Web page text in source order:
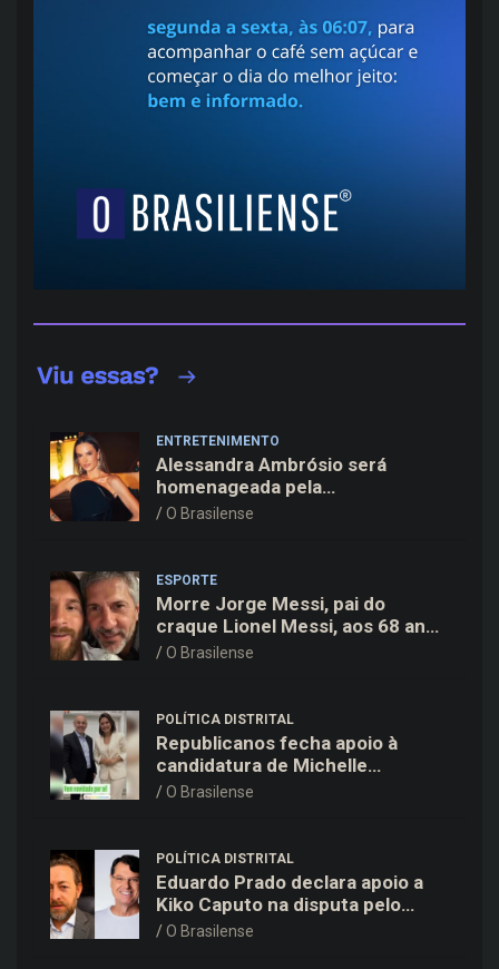
ENTRETENIMENTO
Alessandra Ambrósio será
homenageada pela
BrazilFoundation no New York
O Brasilense
ESPORTE
Morre Jorge Messi, pai do
craque Lionel Messi, aos 68 anos
na Argentina
O Brasilense
POLÍTICA DISTRITAL
Republicanos fecha apoio à
candidatura de Michelle
Bolsonaro ao Senado no DF
O Brasilense
POLÍTICA DISTRITAL
Eduardo Prado declara apoio a
Kiko Caputo na disputa pelo
Governo do Distrito Federal
O Brasilense